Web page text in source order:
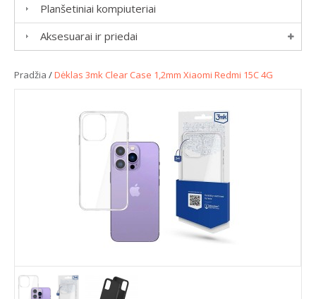
Planšetiniai kompiuteriai
Aksesuarai ir priedai
Pradžia /Dėklas 3mk Clear Case 1,2mm Xiaomi Redmi 15C 4G